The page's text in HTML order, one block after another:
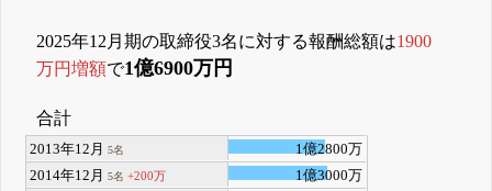
2025年12月期の取締役3名に対する報酬総額は1900
万円増額で1億6900万円
合計
2013年12月5名
1億2800万
2014年12月5名 +200万
1億3000万